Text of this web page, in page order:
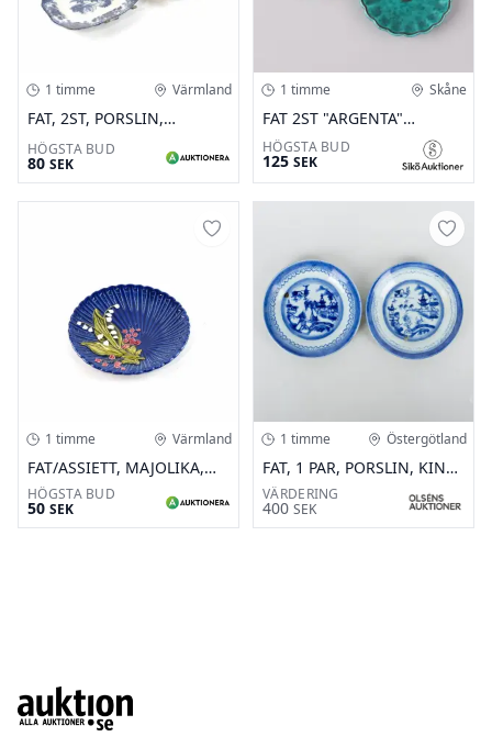
1 timme Värmland
FAT, 2ST, PORSLIN,
RÖRSTRAND. L: 31,5CM.
HÖGSTA BUD
80 SEK
1 timme Skåne
FAT 2ST "ARGENTA"
GUSTAVSBERG. L=15,5 &
MINDRE
HÖGSTA BUD
125 SEK
1 timme Värmland
FAT/ASSIETT, MAJOLIKA,
TYSKLAND, KERAMIK. D:
19,5CM.
HÖGSTA BUD
50 SEK
1 timme Östergötland
FAT, 1 PAR, PORSLIN, KINA,
QIANLONG (1736-1795)
VÄRDERING
400 SEK